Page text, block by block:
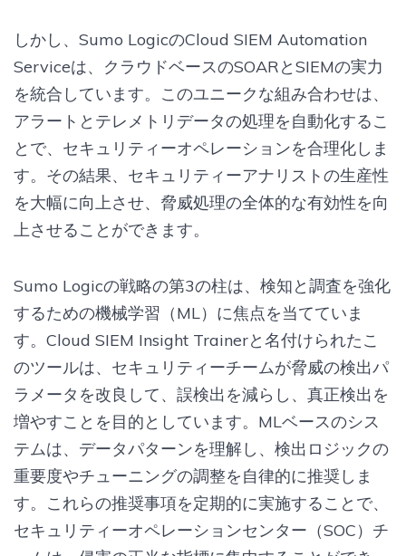
しかし、Sumo LogicのCloud SIEM Automation
Serviceは、クラウドベースのSOARとSIEMの実力
を統合しています。このユニークな組み合わせは、
アラートとテレメトリデータの処理を自動化するこ
とで、セキュリティーオペレーションを合理化しま
す。その結果、セキュリティーアナリストの生産性
を大幅に向上させ、脅威処理の全体的な有効性を向
上させることができます。
Sumo Logicの戦略の第3の柱は、検知と調査を強化
するための機械学習（ML）に焦点を当てていま
す。Cloud SIEM Insight Trainerと名付けられたこ
のツールは、セキュリティーチームが脅威の検出パ
ラメータを改良して、誤検出を減らし、真正検出を
増やすことを目的としています。MLベースのシス
テムは、データパターンを理解し、検出ロジックの
重要度やチューニングの調整を自律的に推奨しま
す。これらの推奨事項を定期的に実施することで、
セキュリティーオペレーションセンター（SOC）チ